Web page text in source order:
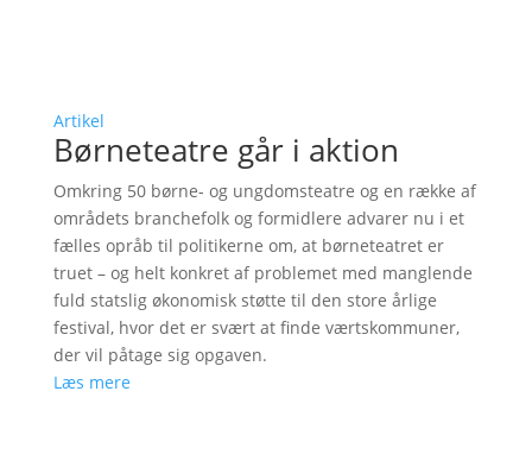
Artikel
Børneteatre går i aktion
Omkring 50 børne- og ungdomsteatre og en række af
områdets branchefolk og formidlere advarer nu i et
fælles opråb til politikerne om, at børneteatret er
truet – og helt konkret af problemet med manglende
fuld statslig økonomisk støtte til den store årlige
festival, hvor det er svært at finde værtskommuner,
der vil påtage sig opgaven.
Læs mere